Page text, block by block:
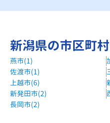
新潟県の市区町
燕市(1)
佐渡市(1)
上越市(6)
新発田市(2)
長岡市(2)